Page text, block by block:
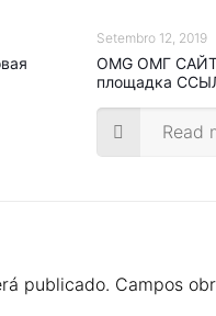
Setembro 12, 2019
OMG ОМГ САЙТ
площадка
Read
publicado. Campos